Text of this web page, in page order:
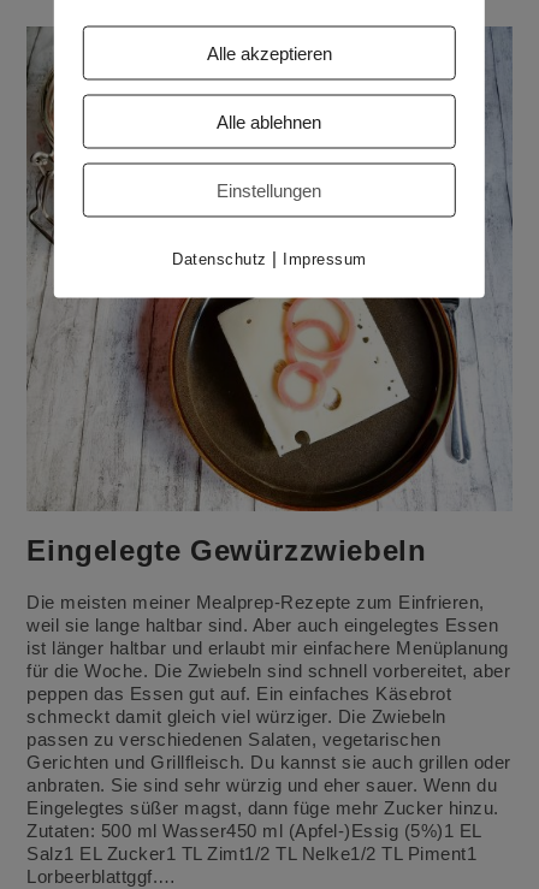
Eingelegte Gewürzzwiebeln
Die meisten meiner Mealprep-Rezepte zum Einfrieren,
weil sie lange haltbar sind. Aber auch eingelegtes Essen
ist länger haltbar und erlaubt mir einfachere Menüplanung
für die Woche. Die Zwiebeln sind schnell vorbereitet, aber
peppen das Essen gut auf. Ein einfaches Käsebrot
schmeckt damit gleich viel würziger. Die Zwiebeln
passen zu verschiedenen Salaten, vegetarischen
Gerichten und Grillfleisch. Du kannst sie auch grillen oder
anbraten. Sie sind sehr würzig und eher sauer. Wenn du
Eingelegtes süßer magst, dann füge mehr Zucker hinzu.
Zutaten: 500 ml Wasser450 ml (Apfel-)Essig (5%)1 EL
Salz1 EL Zucker1 TL Zimt1/2 TL Nelke1/2 TL Piment1
Lorbeerblattggf.…
Alle akzeptieren
Alle ablehnen
Einstellungen
Datenschutz | Impressum